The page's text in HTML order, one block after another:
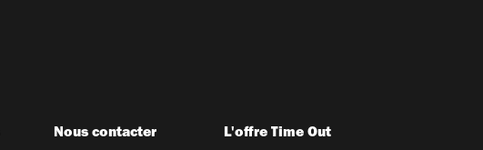
Nous contacter L'offre Time Out